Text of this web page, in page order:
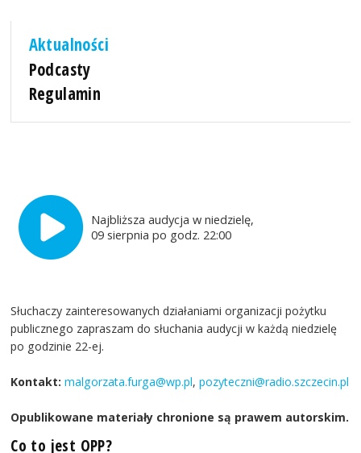
Aktualności
Podcasty
Regulamin
Najbliższa audycja w niedzielę,
09 sierpnia po godz. 22:00
Słuchaczy zainteresowanych działaniami organizacji pożytku
publicznego zapraszam do słuchania audycji w każdą niedzielę
po godzinie 22-ej.
Kontakt: malgorzata.furga@wp.pl,pozyteczni@radio.szczecin.pl
Opublikowane materiały chronione są prawem autorskim.
Co to jest OPP?